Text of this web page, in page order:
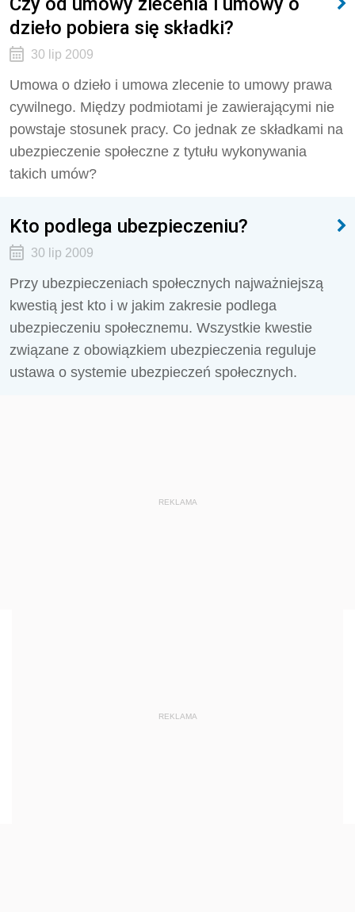
dzieło pobiera się składki?
30 lip 2009
Umowa o dzieło i umowa zlecenie to umowy prawa
cywilnego. Między podmiotami je zawierającymi nie
powstaje stosunek pracy. Co jednak ze składkami na
ubezpieczenie społeczne z tytułu wykonywania
takich umów?
Kto podlega ubezpieczeniu?
30 lip 2009
Przy ubezpieczeniach społecznych najważniejszą
kwestią jest kto i w jakim zakresie podlega
ubezpieczeniu społecznemu. Wszystkie kwestie
związane z obowiązkiem ubezpieczenia reguluje
ustawa o systemie ubezpieczeń społecznych.
REKLAMA
REKLAMA